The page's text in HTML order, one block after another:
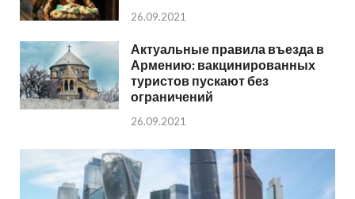
26.09.2021
Актуальные правила въезда в
Армению: вакцинированных
туристов пускают без
ограничений
26.09.2021